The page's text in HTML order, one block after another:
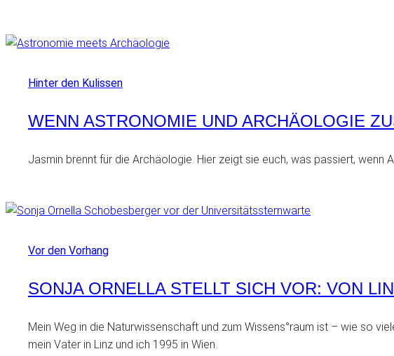
Hinter den Kulissen
WENN ASTRONOMIE UND ARCHÄOLOGIE
Jasmin brennt für die Archäologie. Hier zeigt sie euch, was passiert, wenn
Vor den Vorhang
SONJA ORNELLA STELLT SICH VOR: VON
Mein Weg in die Naturwissenschaft und zum Wissens°raum ist – wie so
mein Vater in Linz und ich 1995 in Wien.